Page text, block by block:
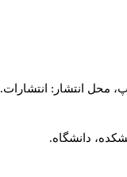
محل انتشار: انتشارات.
دانشگاه.